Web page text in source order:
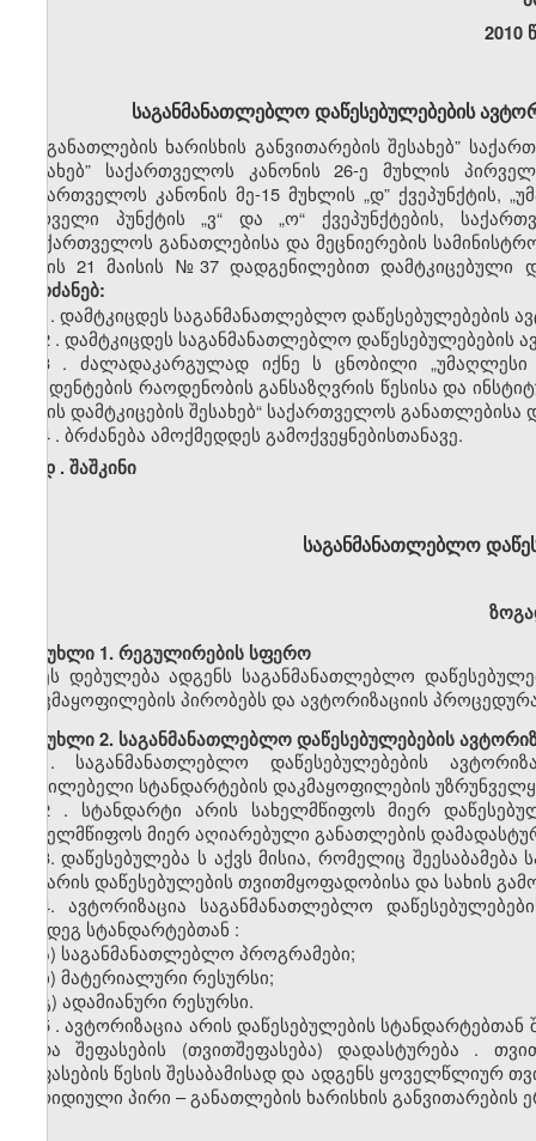
2010
საგანმანათლებლო დაწესებულებების
„განათლების ხარისხის განვითარების შესახებ”
შესახებ” საქართველოს კანონის26-ე მუხლის
საქართველოს კანონის მე-15 მუხლის „დ” ქვეპუნქტის,
პირველი პუნქტის„ვ“ და„ო“ ქვეპუნქტების,
„საქართველოს განათლებისა და მეცნიერების
წლის 21 მაისის №37 დადგენილებით დამტკიცებული
ვბრძანებ:
1. დამტკიცდეს საგანმანათლებლო დაწესებულებების
2. დამტკიცდეს საგანმანათლებლო დაწესებულებების
3. ძალადაკარგულად იქნე ს ცნობილი „უმაღლესი
სტუდენტების რაოდენობის განსაზღვრის წესისა და
წესის დამტკიცების შესახებ“ საქართველოს განათლებისა
4. ბრძანება ამოქმედდეს გამოქვეყნებისთანავე.
დ. შაშკინი
საგანმანათლებლო
მუხლი 1. რეგულირების სფერო
ეს დებულება ადგენს საგანმანათლებლო
დაკმაყოფილების პირობებს და ავტორიზაციის
მუხლი2. საგანმანათლებლო დაწესებულებების
1. საგანმანათლებლო დაწესებულებების
აუცილებელი სტანდარტების დაკმაყოფილების
2. სტანდარტი არის სახელმწიფოს მიერ
სახელმწიფოს მიერ აღიარებული განათლების
3. დაწესებულება ს აქვს მისია, რომელიც
და არის დაწესებულების თვითმყოფადობისა და სახის
4. ავტორიზაცია საგანმანათლებლო
შემდეგ სტანდარტებთან :
ა) საგანმანათლებლო პროგრამები;
ბ) მატერიალური რესურსი;
გ) ადამიანური რესურსი.
5.ავტორიზაცია არის დაწესებულების სტანდარტებთან
შიდაშეფასების (თვითშეფასება) დადასტურება .
შეფასების წესის შესაბამისად და ადგენს ყოველწლიურ
იურიდიული პირი –განათლების ხარისხის განვითარების